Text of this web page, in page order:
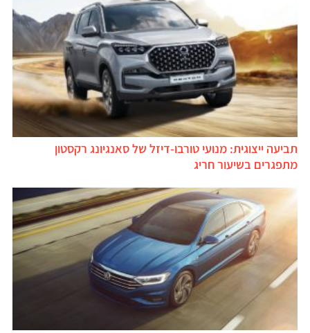
תביעה ייצוגית: מנועי טורבו-דיזל של סאנגיונג רקסטון
מתפגרים בשיעור חריג